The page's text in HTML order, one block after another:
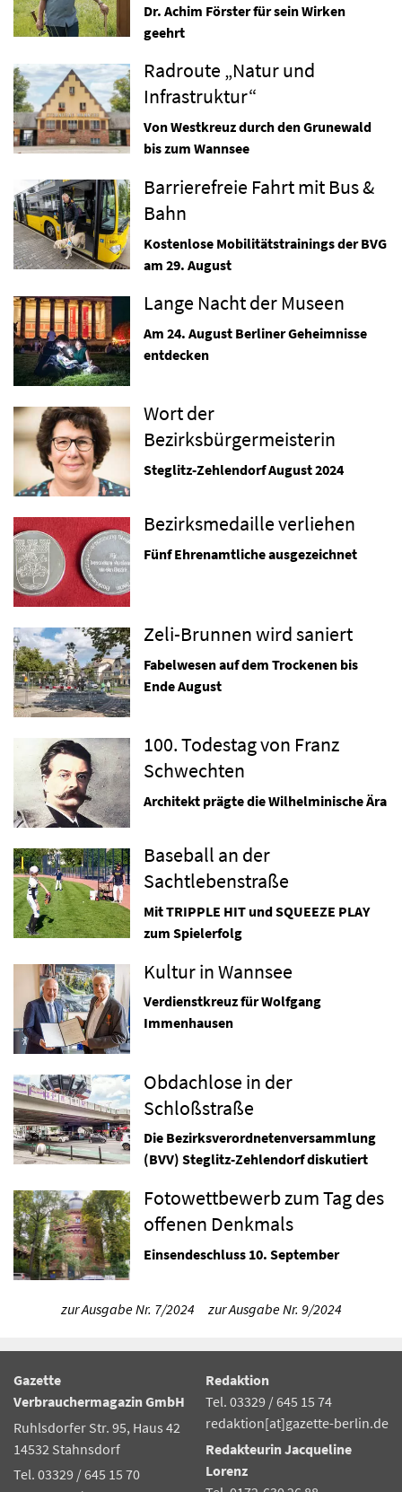
Dr. Achim Förster für sein Wirken
geehrt
Radroute „Natur und
Infrastruktur“
Von Westkreuz durch den Grunewald
bis zum Wannsee
Barrierefreie Fahrt mit Bus &
Bahn
Kostenlose Mobilitätstrainings der BVG
am 29. August
Lange Nacht der Museen
Am 24. August Berliner Geheimnisse
entdecken
Wort der
Bezirksbürgermeisterin
Steglitz-Zehlendorf August 2024
Bezirksmedaille verliehen
Fünf Ehrenamtliche ausgezeichnet
Zeli-Brunnen wird saniert
Fabelwesen auf dem Trockenen bis
Ende August
100. Todestag von Franz
Schwechten
Architekt prägte die Wilhelminische Ära
Baseball an der
Sachtlebenstraße
Mit TRIPPLE HIT und SQUEEZE PLAY
zum Spielerfolg
Kultur in Wannsee
Verdienstkreuz für Wolfgang
Immenhausen
Obdachlose in der
Schloßstraße
Die Bezirksverordnetenversammlung
(BVV) Steglitz-Zehlendorf diskutiert
Fotowettbewerb zum Tag des
offenen Denkmals
Einsendeschluss 10. September
zur Ausgabe Nr. 7/2024 zur Ausgabe Nr. 9/2024
Gazette
Verbrauchermagazin GmbH
Ruhlsdorfer Str. 95, Haus 42
14532 Stahnsdorf
Tel. 03329 / 645 15 70
Redaktion
Tel. 03329 / 645 15 74
redaktion[at]gazette-berlin.de
Redakteurin Jacqueline
Lorenz